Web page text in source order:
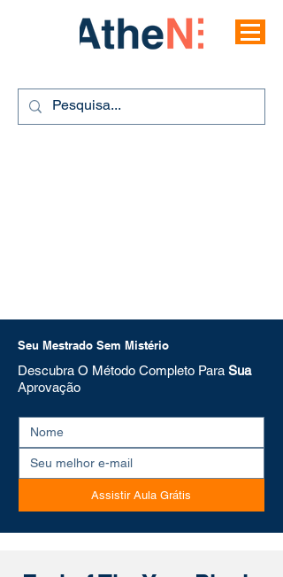
Seu Mestrado Sem Mistério
Descubra O Método Completo Para Sua
Aprovação
Assistir Aula Grátis